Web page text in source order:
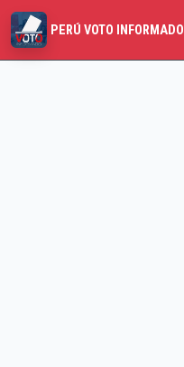
PERÚ VOTO INFORMADO